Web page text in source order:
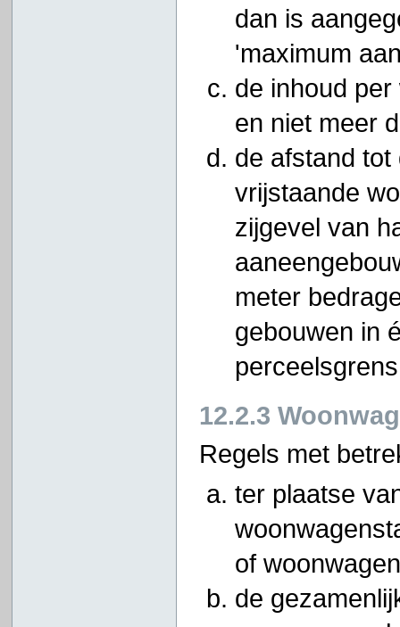
dan is
'maximum
de inhoud per
en niet meer
de afstand
vrijstaande
zijgevel van
meter
gebouwen in
12.2.3
Regels met
ter plaatse
of
de